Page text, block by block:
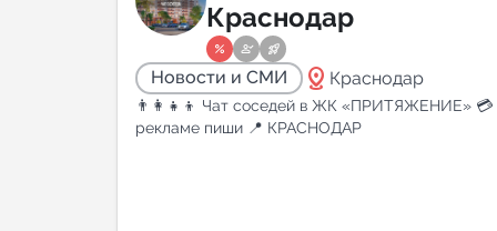
Горящие
Краснодар
Новости и СМИ distance Краснодар
👨‍👩‍👧‍👦 Чат соседей в ЖК «ПРИТЯЖЕНИЕ» 💳
рекламе пиши 📍 КРАСНОДАР